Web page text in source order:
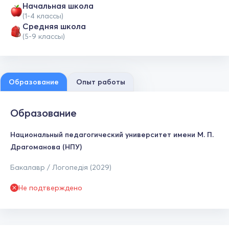
Начальная школа
(1-4 классы)
Средняя школа
(5-9 классы)
Образование Опыт работы
Образование
Национальный педагогический университет имени М. П.
Драгоманова (НПУ)
Бакалавр / Логопедія (2029)
Не подтверждено